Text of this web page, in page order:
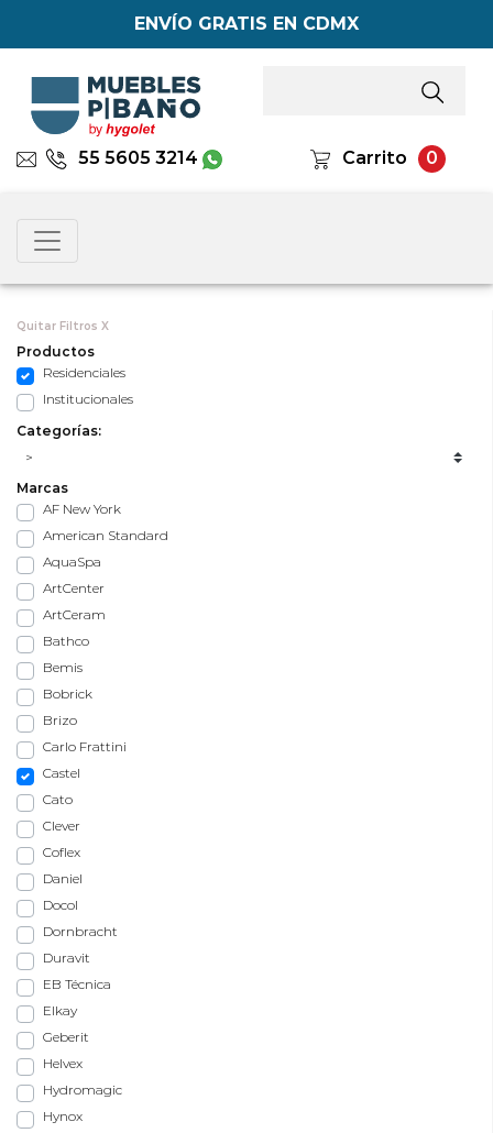
ENVÍO GRATIS EN CDMX
55 5605 3214 Carrito 0
Quitar Filtros X
Productos
Residenciales
Institucionales
Categorías:
Marcas
AF New York
American Standard
AquaSpa
ArtCenter
ArtCeram
Bathco
Bemis
Bobrick
Brizo
Carlo Frattini
Castel
Cato
Clever
Coflex
Daniel
Docol
Dornbracht
Duravit
EB Técnica
Elkay
Geberit
Helvex
Hydromagic
Hynox